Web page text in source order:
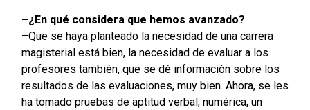
–¿En qué considera que hemos avanzado?
–Que se haya planteado la necesidad de una carrera
magisterial está bien, la necesidad de evaluar a los
profesores también, que se dé información sobre los
resultados de las evaluaciones, muy bien. Ahora, se les
ha tomado pruebas de aptitud verbal, numérica, un